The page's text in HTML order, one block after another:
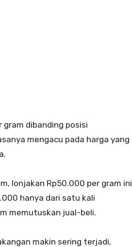
dibanding posisi
mengacu pada harga yang
lonjakan Rp50.000 per gram ini
hanya dari satu kali
memutuskan jual-beli.
makin sering terjadi,